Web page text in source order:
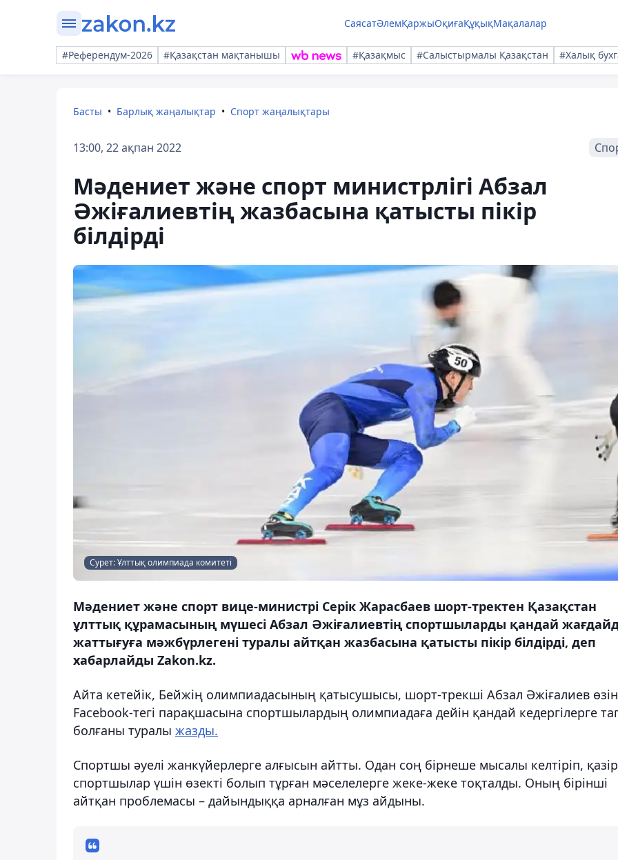
СаясатӘлемҚаржыОқиғаҚұқықМақалалар
#Референдум-2026 #Қазақстан мақтанышы #Қазақмыс #Салыстырмалы Қазақстан #Халық
Басты Барлық жаңалықтар Спорт жаңалықтары
13:00, 22 ақпан 2022
Мәдениет және спорт министрлігі Абзал
Әжіғалиевтің жазбасына қатысты пікір
білдірді
Сурет: Ұлттық олимпиада комитеті
Мәдениет және спорт вице-министрі Серік Жарасбаев шорт-тректен Қазақстан
ұлттық құрамасының мүшесі Абзал Әжіғалиевтің спортшыларды қандай
жаттығуға мәжбүрлегені туралы айтқан жазбасына қатысты пікір білдірді, деп
хабарлайды Zakon.kz.
Айта кетейік, Бейжің олимпиадасының қатысушысы, шорт-трекші Абзал Әжіғалиев
Facebook-тегі парақшасына cпортшылардың олимпиадаға дейін қандай кедергілерге
болғаны туралы жазды.
Спортшы әуелі жанкүйерлерге алғысын айтты. Одан соң бірнеше мысалы келтіріп, қазір
спортшылар үшін өзекті болып тұрған мәселелерге жеке-жеке тоқталды. Оның бірінші
айтқан проблемасы – дайындыққа арналған мұз айдыны.